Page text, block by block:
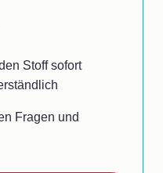
Stoff sofort
Fragen und